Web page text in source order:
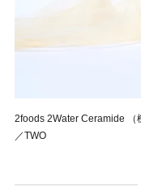
2foods 2Water Ceramide （
／TWO